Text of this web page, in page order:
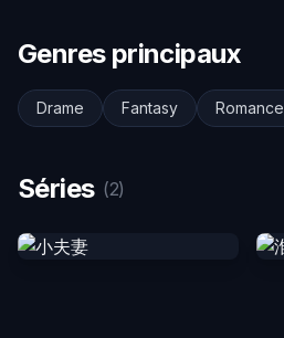
Genres principaux
Drame Fantasy Romance
Séries (2)